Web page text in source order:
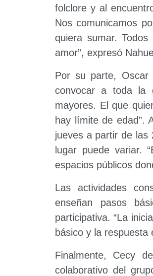
folclore y al
Nos comunicamos
quiera sumar.
amor”, expresó
Por su parte, Oscar
convocar a toda la
mayores. El que
hay límite de edad”.
jueves a partir de las
lugar puede variar.
espacios públicos
Las actividades
enseñan pasos
participativa. “La
básico y la respuesta
Finalmente, Cecy
colaborativo del